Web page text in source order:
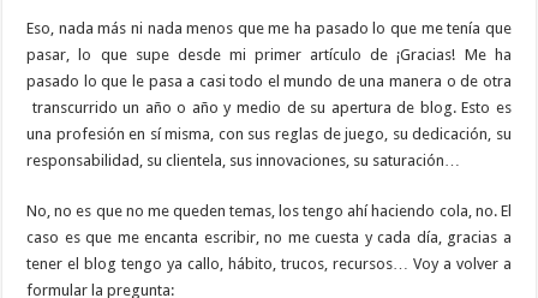
Eso, nada más ni nada menos que me ha pasado lo que me tenía que
pasar, lo que supe desde mi primer artículo de ¡Gracias! Me ha
pasado lo que le pasa a casi todo el mundo de una manera o de otra
transcurrido un año o año y medio de su apertura de blog. Esto es
una profesión en sí misma, con sus reglas de juego, su dedicación, su
responsabilidad, su clientela, sus innovaciones, su saturación…
No, no es que no me queden temas, los tengo ahí haciendo cola, no. El
caso es que me encanta escribir, no me cuesta y cada día, gracias a
tener el blog tengo ya callo, hábito, trucos, recursos… Voy a volver a
formular la pregunta: